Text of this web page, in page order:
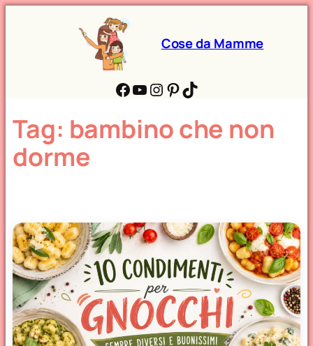
Cose da Mamme
Facebook YouTube Instagram Pinterest TikTok
Tag: bambino che non
dorme